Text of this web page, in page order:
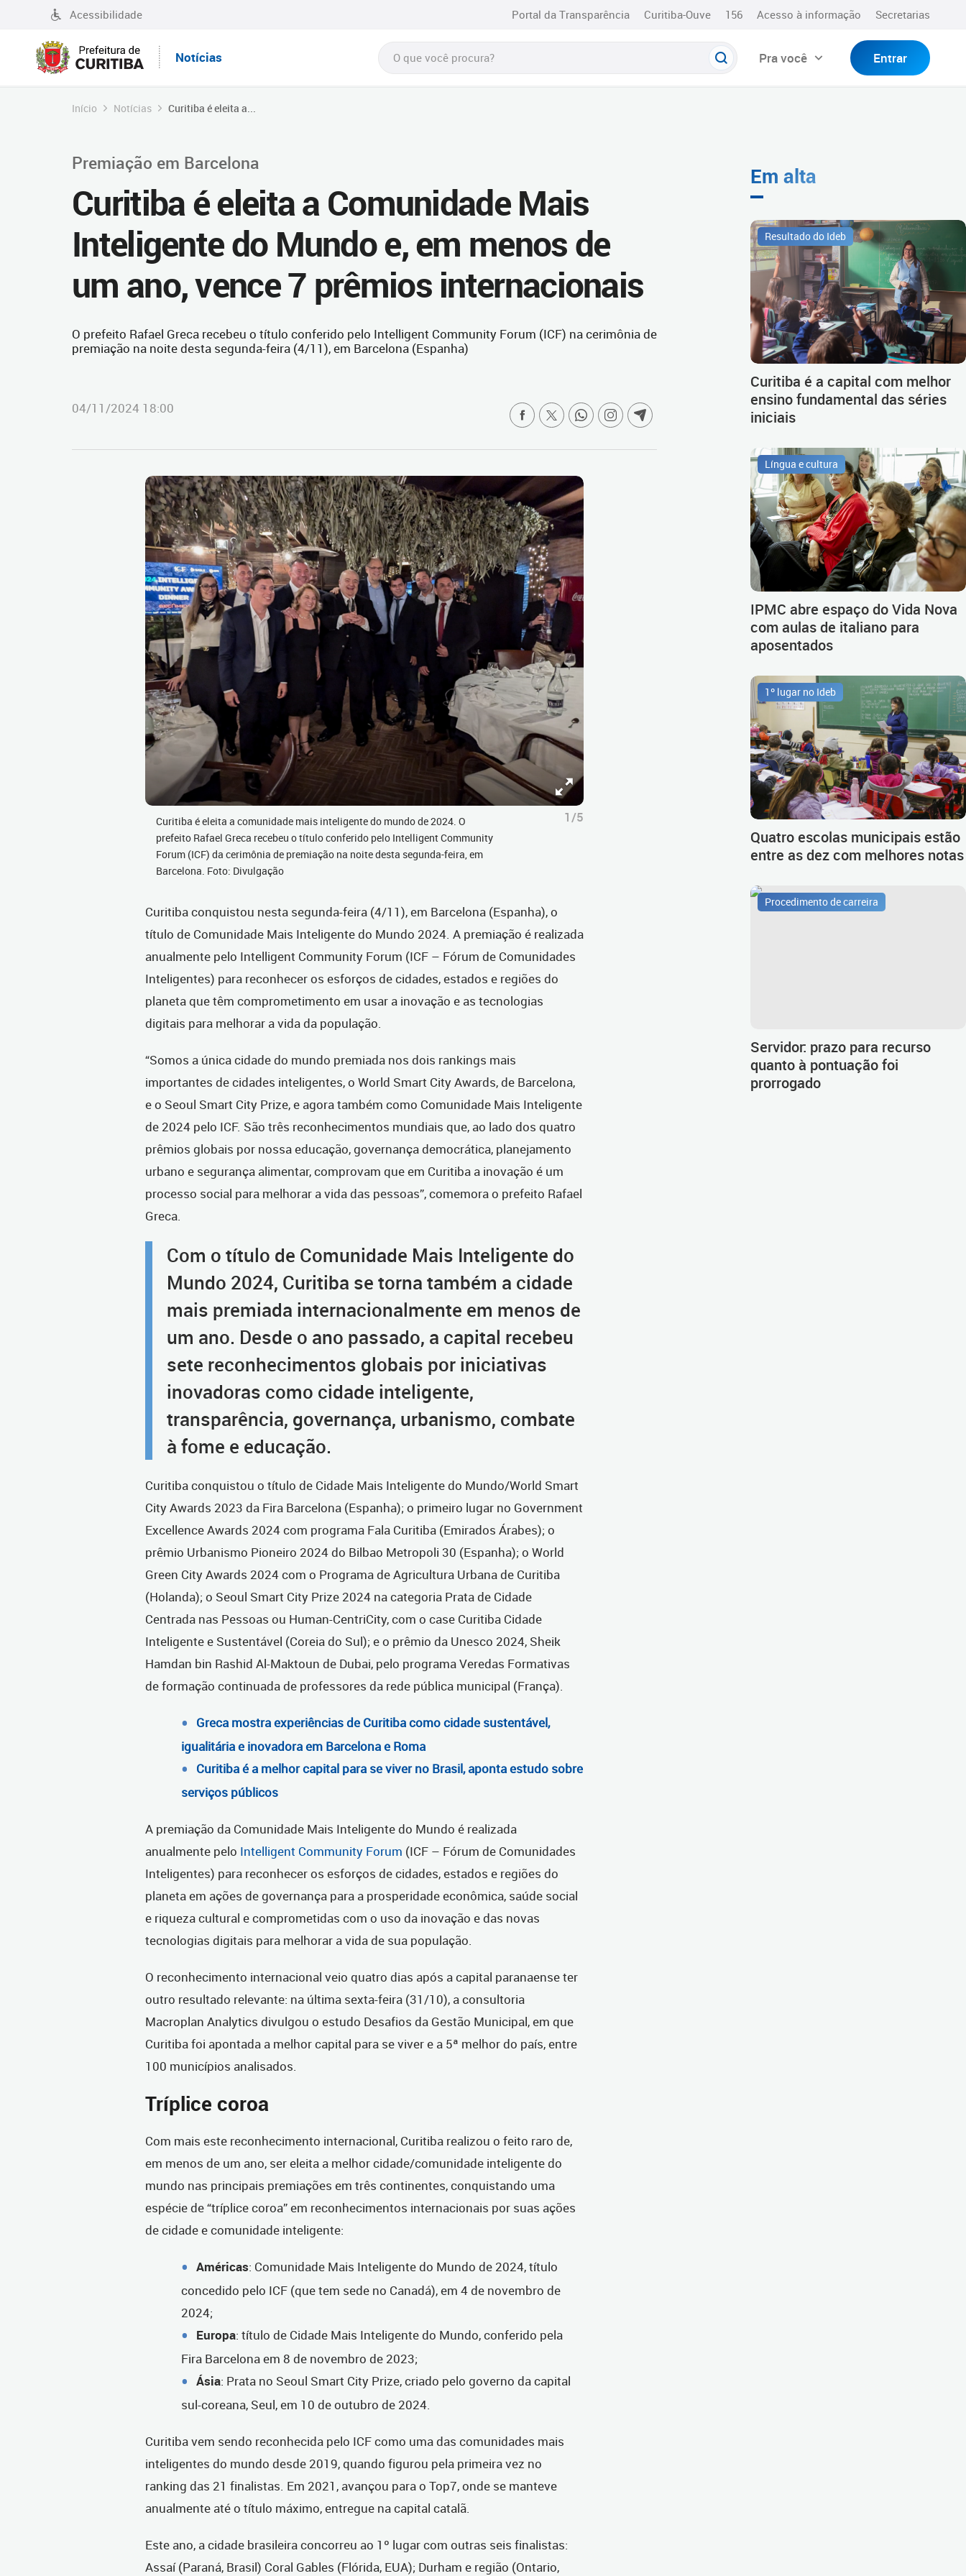
Acessibilidade Portal da Transparência Curitiba-Ouve 156 Acesso à informação Secretarias
Notícias Pra você Entrar
Início Notícias Curitiba é eleita a...
Premiação em Barcelona
Curitiba é eleita a Comunidade Mais
Inteligente do Mundo e, em menos de
um ano, vence 7 prêmios internacionais
O prefeito Rafael Greca recebeu o título conferido pelo Intelligent Community Forum (ICF) na cerimônia de
premiação na noite desta segunda-feira (4/11), em Barcelona (Espanha)
04/11/2024 18:00
Curitiba é eleita a comunidade mais inteligente do mundo de 2024. O
prefeito Rafael Greca recebeu o título conferido pelo Intelligent Community
Forum (ICF) da cerimônia de premiação na noite desta segunda-feira, em
Barcelona. Foto: Divulgação
1/5
Curitiba conquistou nesta segunda-feira (4/11), em Barcelona (Espanha), o
título de Comunidade Mais Inteligente do Mundo 2024. A premiação é realizada
anualmente pelo Intelligent Community Forum (ICF – Fórum de Comunidades
Inteligentes) para reconhecer os esforços de cidades, estados e regiões do
planeta que têm comprometimento em usar a inovação e as tecnologias
digitais para melhorar a vida da população.
“Somos a única cidade do mundo premiada nos dois rankings mais
importantes de cidades inteligentes, o World Smart City Awards, de Barcelona,
e o Seoul Smart City Prize, e agora também como Comunidade Mais Inteligente
de 2024 pelo ICF. São três reconhecimentos mundiais que, ao lado dos quatro
prêmios globais por nossa educação, governança democrática, planejamento
urbano e segurança alimentar, comprovam que em Curitiba a inovação é um
processo social para melhorar a vida das pessoas”, comemora o prefeito Rafael
Greca.
Com o título de Comunidade Mais Inteligente do
Mundo 2024, Curitiba se torna também a cidade
mais premiada internacionalmente em menos de
um ano. Desde o ano passado, a capital recebeu
sete reconhecimentos globais por iniciativas
inovadoras como cidade inteligente,
transparência, governança, urbanismo, combate
à fome e educação.
Curitiba conquistou o título de Cidade Mais Inteligente do Mundo/World Smart
City Awards 2023 da Fira Barcelona (Espanha); o primeiro lugar no Government
Excellence Awards 2024 com programa Fala Curitiba (Emirados Árabes); o
prêmio Urbanismo Pioneiro 2024 do Bilbao Metropoli 30 (Espanha); o World
Green City Awards 2024 com o Programa de Agricultura Urbana de Curitiba
(Holanda); o Seoul Smart City Prize 2024 na categoria Prata de Cidade
Centrada nas Pessoas ou Human-CentriCity, com o case Curitiba Cidade
Inteligente e Sustentável (Coreia do Sul); e o prêmio da Unesco 2024, Sheik
Hamdan bin Rashid Al-Maktoun de Dubai, pelo programa Veredas Formativas
de formação continuada de professores da rede pública municipal (França).
Greca mostra experiências de Curitiba como cidade sustentável,
igualitária e inovadora em Barcelona e Roma
Curitiba é a melhor capital para se viver no Brasil, aponta estudo sobre
serviços públicos
A premiação da Comunidade Mais Inteligente do Mundo é realizada
anualmente pelo Intelligent Community Forum (ICF – Fórum de Comunidades
Inteligentes) para reconhecer os esforços de cidades, estados e regiões do
planeta em ações de governança para a prosperidade econômica, saúde social
e riqueza cultural e comprometidas com o uso da inovação e das novas
tecnologias digitais para melhorar a vida de sua população.
O reconhecimento internacional veio quatro dias após a capital paranaense ter
outro resultado relevante: na última sexta-feira (31/10), a consultoria
Macroplan Analytics divulgou o estudo Desafios da Gestão Municipal, em que
Curitiba foi apontada a melhor capital para se viver e a 5ª melhor do país, entre
100 municípios analisados.
Tríplice coroa
Com mais este reconhecimento internacional, Curitiba realizou o feito raro de,
em menos de um ano, ser eleita a melhor cidade/comunidade inteligente do
mundo nas principais premiações em três continentes, conquistando uma
espécie de “tríplice coroa” em reconhecimentos internacionais por suas ações
de cidade e comunidade inteligente:
Américas: Comunidade Mais Inteligente do Mundo de 2024, título
concedido pelo ICF (que tem sede no Canadá), em 4 de novembro de
2024;
Europa: título de Cidade Mais Inteligente do Mundo, conferido pela
Fira Barcelona em 8 de novembro de 2023;
Ásia: Prata no Seoul Smart City Prize, criado pelo governo da capital
sul-coreana, Seul, em 10 de outubro de 2024.
Curitiba vem sendo reconhecida pelo ICF como uma das comunidades mais
inteligentes do mundo desde 2019, quando figurou pela primeira vez no
ranking das 21 finalistas. Em 2021, avançou para o Top7, onde se manteve
anualmente até o título máximo, entregue na capital catalã.
Este ano, a cidade brasileira concorreu ao 1º lugar com outras seis finalistas:
Assaí (Paraná, Brasil) Coral Gables (Flórida, EUA); Durham e região (Ontario,
Em alta
Resultado do Ideb
Curitiba é a capital com melhor
ensino fundamental das séries
iniciais
Língua e cultura
IPMC abre espaço do Vida Nova
com aulas de italiano para
aposentados
1º lugar no Ideb
Quatro escolas municipais estão
entre as dez com melhores notas
Procedimento de carreira
Servidor: prazo para recurso
quanto à pontuação foi
prorrogado